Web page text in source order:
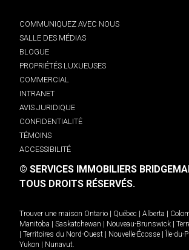
COMMUNIQUEZ AVEC NOUS
SALLE DES MÉDIAS
BLOGUE
PROPRIÉTÉS LUXUEUSES
COMMERCIAL
INTRANET
AVIS JURIDIQUE
CONFIDENTIALITÉ
TÉMOINS
ACCESSIBILITÉ
© SERVICES IMMOBILIERS
TOUS DROITS RÉSERVÉS.
Trouver une maison Ontario Québec Alberta
Manitoba
Saskatchewan Nouveau-Brunswick
Territoires du Nord-Ouest Nouvelle-Écosse Île-du-
Yukon
Nunavut.